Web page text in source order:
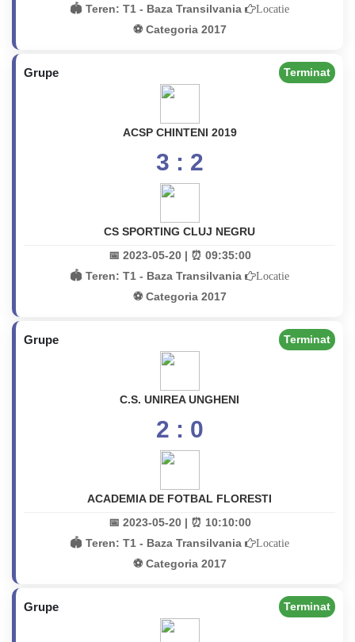
🏟️ Teren: T1 - Baza Transilvania Locatie
⚽ Categoria 2017
Grupe Terminat
ACSP CHINTENI 2019
3 : 2
CS SPORTING CLUJ NEGRU
📅 2023-05-20 | ⏰ 09:35:00
🏟️ Teren: T1 - Baza Transilvania Locatie
⚽ Categoria 2017
Grupe Terminat
C.S. UNIREA UNGHENI
2 : 0
ACADEMIA DE FOTBAL FLORESTI
📅 2023-05-20 | ⏰ 10:10:00
🏟️ Teren: T1 - Baza Transilvania Locatie
⚽ Categoria 2017
Grupe Terminat